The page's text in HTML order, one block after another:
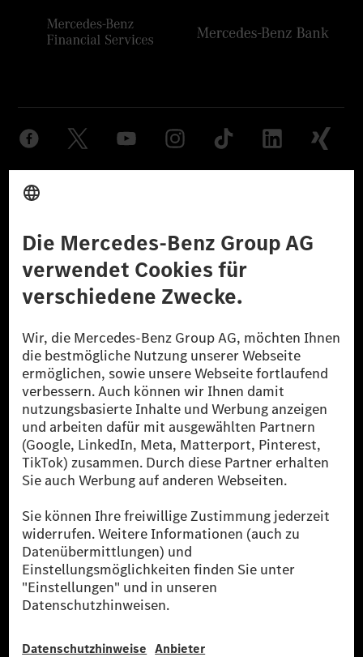
© 2026 Mercedes-Benz Group AG. Alle Rechte vorbehalten.
reduzierte CO₂-Emissionen bei der Mercedes-Benz Group durch
zertifizierte Ausgleichsprojekte kompensiert werden.
[2] Renewable Charging ist ein integraler Bestandteil von MB.CHARGE
Public in Europa, den USA, Kanada und China. Sofern an der jeweiligen
Ladestation noch kein Strom aus erneuerbaren Energien vorliegt,
verwendet Renewable Charging Grünstromzertifikate*. Diese stellen
sicher, dass für Ladevorgänge über MB.CHARGE Public eine äquivalente
Strommenge aus erneuerbaren Energien ins Stromnetz eingespeist wird.
Sie stammen ausschließlich aus Wind- und Solarkraftanlagen, die jünger
als sechs Jahre sind.
* Inkl. EKOenergy Ökolabel
* Die angegebenen Werte wurden nach dem vorgeschriebenen
Messverfahren WLTP (Worldwide harmonised Light vehicles Test
Procedure) ermittelt. Die angegebenen Spannweiten beziehen sich auf
den europäischen Markt. Der Energieverbrauch und der CO₂-Ausstoß
eines Pkw sind nicht nur von der effizienten Ausnutzung des Kraftstoffs
bzw. des Energieträgers durch den Pkw, sondern auch vom Fahrstil und
anderen nichttechnischen Faktoren abhängig.
** Der Stromverbrauch wurde auf der Grundlage der VO 692/2008/EG